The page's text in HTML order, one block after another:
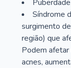
Síndrome
surgimento
região) que
Podem
acnes,